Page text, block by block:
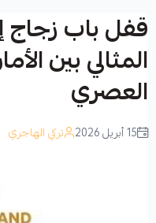
قفل باب زجاج
المثالي بين
العصري
15 أبريل 2026 تركي الهاجري